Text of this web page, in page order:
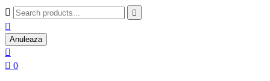
 

Anuleaza

 0